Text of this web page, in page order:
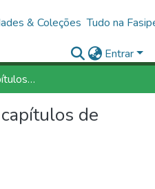
& Coleções Tudo na
Entrar
Livros completos, capítulos de livros
de